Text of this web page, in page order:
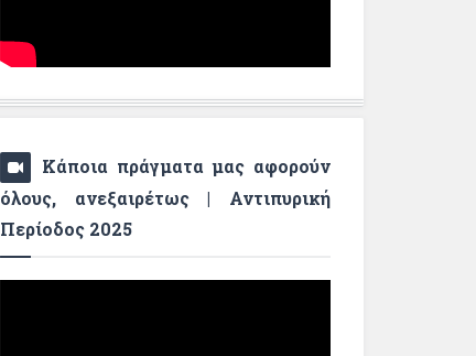
Κάποια πράγματα μας αφορούν
όλους, ανεξαιρέτως | Αντιπυρική
Περίοδος 2025